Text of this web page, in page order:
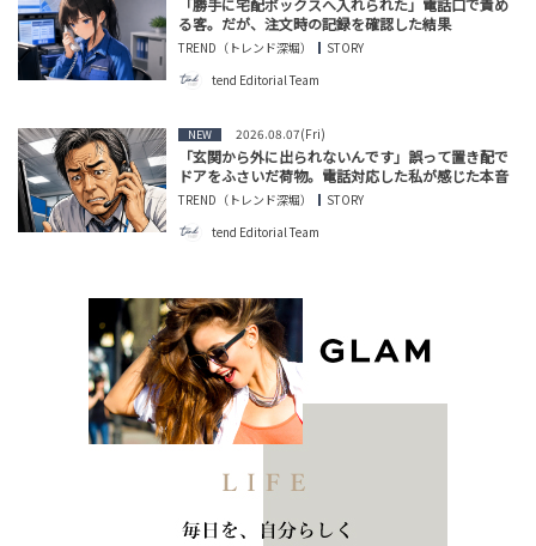
「勝手に宅配ボックスへ入れられた」電話口で責め
る客。だが、注文時の記録を確認した結果
TREND（トレンド深堀）
STORY
tend Editorial Team
NEW 2026.08.07(Fri)
「玄関から外に出られないんです」誤って置き配で
ドアをふさいだ荷物。電話対応した私が感じた本音
TREND（トレンド深堀）
STORY
tend Editorial Team